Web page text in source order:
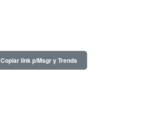
Copiar link p/Msgr y Trends